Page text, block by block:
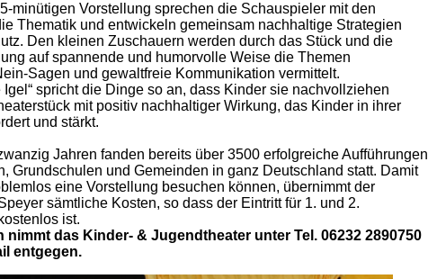
minütigen Vorstellung sprechen die Schauspieler mit den
Thematik und entwickeln gemeinsam nachhaltige Strategien
Den kleinen Zuschauern werden durch das Stück und die
auf spannende und humorvolle Weise die Themen
Sagen und gewaltfreie Kommunikation vermittelt.
Igel“ spricht die Dinge so an, dass Kinder sie nachvollziehen
mit positiv nachhaltiger Wirkung, das Kinder in ihrer
und stärkt.
Jahren fanden bereits über 3500 erfolgreiche Aufführungen
Grundschulen und Gemeinden in ganz Deutschland statt. Damit
eine Vorstellung besuchen können, übernimmt der
sämtliche Kosten, so dass der Eintritt für 1. und 2.
ist.
nimmt das Kinder- & Jugendtheater unter Tel. 06232 2890750
entgegen.